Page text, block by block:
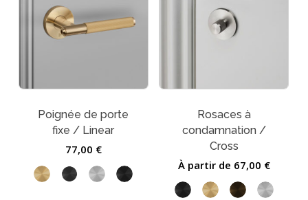
Votre panier est vide.
Go To Shop
Poignée de porte
fixe / Linear
77,00 €
Rosaces à
condamnation /
Cross
À partir de 67,00 €